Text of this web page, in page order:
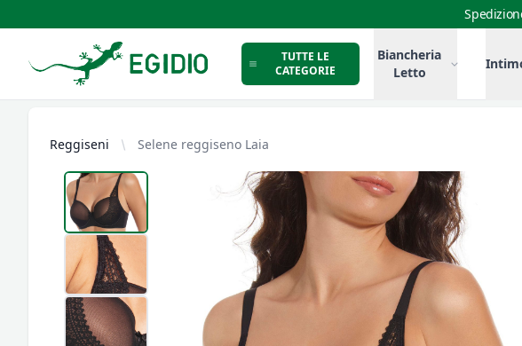
Intimo Egidio
TUTTE LE
CATEGORIE
Biancheria
Letto
Reggiseni Selene reggiseno Laia